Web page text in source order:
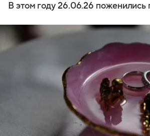
В этом году 26.06.26 поженились